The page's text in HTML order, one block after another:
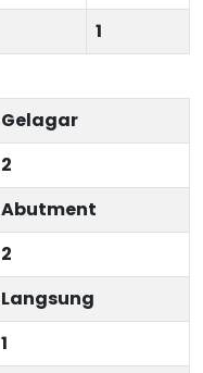
1
Gelagar
2
Abutment
2
Langsung
1